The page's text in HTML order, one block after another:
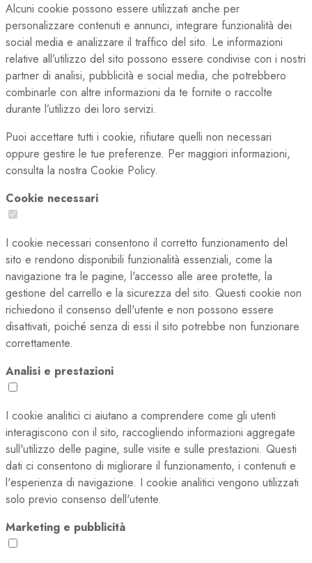
Alcuni cookie possono essere utilizzati anche per
personalizzare contenuti e annunci, integrare funzionalità dei
social media e analizzare il traffico del sito. Le informazioni
relative all’utilizzo del sito possono essere condivise con i nostri
partner di analisi, pubblicità e social media, che potrebbero
combinarle con altre informazioni da te fornite o raccolte
durante l’utilizzo dei loro servizi.
Puoi accettare tutti i cookie, rifiutare quelli non necessari
oppure gestire le tue preferenze. Per maggiori informazioni,
consulta la nostra Cookie Policy.
Cookie necessari
I cookie necessari consentono il corretto funzionamento del
sito e rendono disponibili funzionalità essenziali, come la
navigazione tra le pagine, l'accesso alle aree protette, la
gestione del carrello e la sicurezza del sito. Questi cookie non
richiedono il consenso dell'utente e non possono essere
disattivati, poiché senza di essi il sito potrebbe non funzionare
correttamente.
Analisi e prestazioni
I cookie analitici ci aiutano a comprendere come gli utenti
interagiscono con il sito, raccogliendo informazioni aggregate
sull'utilizzo delle pagine, sulle visite e sulle prestazioni. Questi
dati ci consentono di migliorare il funzionamento, i contenuti e
l'esperienza di navigazione. I cookie analitici vengono utilizzati
solo previo consenso dell'utente.
Marketing e pubblicità